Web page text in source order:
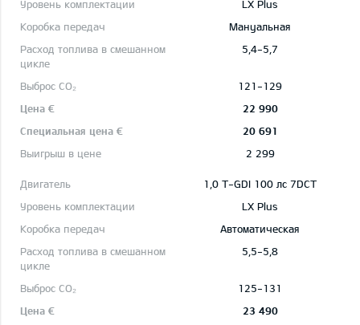
LX Plus
Mануальная
5,4-5,7
121-129
22 990
20 691
2 299
1,0 T-GDI 100 лс 7DCT
LX Plus
Автоматическая
5,5-5,8
125-131
23 490